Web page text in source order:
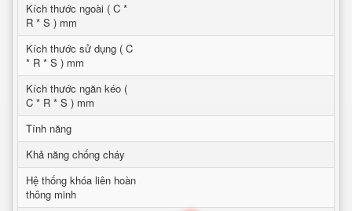
Kích thước ngoài ( C *
R * S ) mm
Kích thước sử dụng ( C
* R * S ) mm
Kích thước ngăn kéo (
C * R * S ) mm
Tính năng
Khả năng chống cháy
Hệ thống khóa liên hoàn
thông minh